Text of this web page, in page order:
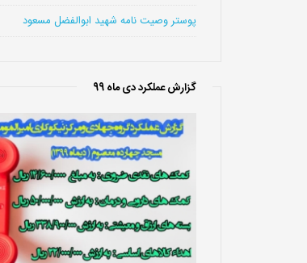
پوستر وصیت نامه شهید ابوالفضل مسعود
گزارش عملکرد دی ماه 99